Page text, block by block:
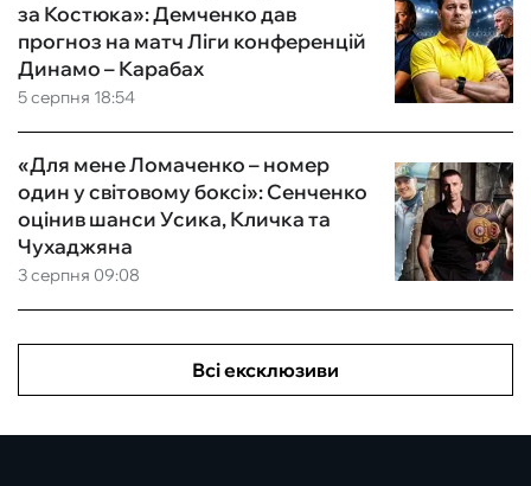
5 серпня 18:54
за Костюка»: Демченко дав
прогноз на матч Ліги конференцій
Динамо – Карабах
3 серпня 09:08
«Для мене Ломаченко – номер
один у світовому боксі»: Сенченко
оцінив шанси Усика, Кличка та
Чухаджяна
Всі ексклюзиви